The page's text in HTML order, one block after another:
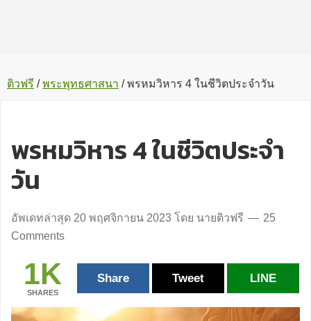
ติวฟรี / พระพุทธศาสนา /พรหมวิหาร 4 ในชีวิตประจำวัน
พรหมวิหาร 4 ในชีวิตประจำ
วัน
อัพเดทล่าสุด 20 พฤศจิกายน 2023 โดย นายติวฟรี
25
Comments
1K
SHARES
Share Tweet LINE